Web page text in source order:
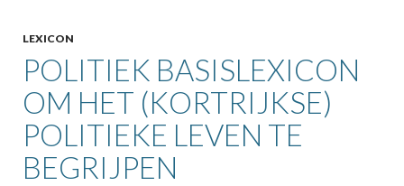
LEXICON
POLITIEK BASISLEXICON
OM HET (KORTRIJKSE)
POLITIEKE LEVEN TE
BEGRIJPEN